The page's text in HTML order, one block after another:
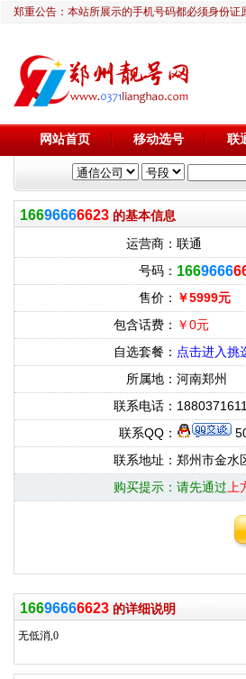
郑重公告：本站所展示的手机号码都必须身份证
网站首页 移动选号 联
16696666623 的基本信息
运营商： 联通
号码： 1669666
售价： ￥5999元
包含话费： ￥0元
自选套餐： 点击进入挑
所属地： 河南郑州
联系电话：
联系QQ：
联系地址： 郑州市金水
购买提示： 请先通过 上
16696666623 的详细说明
无低消,0